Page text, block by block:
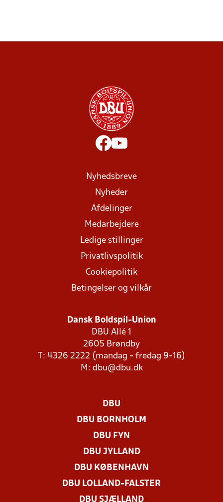
Nyhedsbreve
Nyheder
Afdelinger
Medarbejdere
Ledige stillinger
Privatlivspolitik
Cookiepolitik
Betingelser og vilkår
Dansk Boldspil-Union
DBU Allé 1
2605 Brøndby
T: 4326 2222 (mandag - fredag 9-16)
M: dbu@dbu.dk
DBU
DBU BORNHOLM
DBU FYN
DBU JYLLAND
DBU KØBENHAVN
DBU LOLLAND-FALSTER
DBU SJÆLLAND